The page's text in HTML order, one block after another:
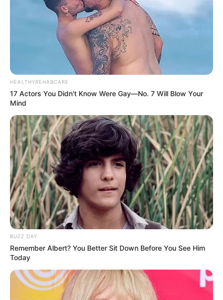
HEALTHYREHABCARE
17 Actors You Didn't Know Were Gay—No. 7 Will Blow Your
Mind
BUZZ DAY
Remember Albert? You Better Sit Down Before You See Him
Today